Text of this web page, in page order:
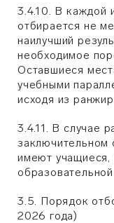
3.4.10. В каждой
отбирается не
наилучший
необходимое
Оставшиеся
учебными
исходя из
3.4.11. В случае
заключительном
имеют учащиеся,
3.5. Порядок
2026 года)